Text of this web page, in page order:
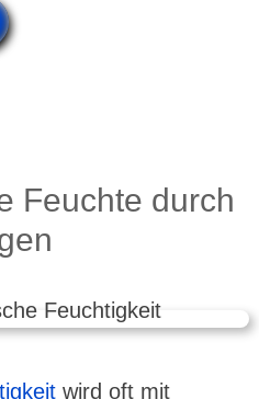
Feuchte durch
wird oft mit